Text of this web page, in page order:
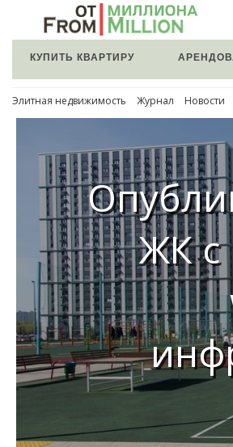
КУПИТЬ КВАРТИРУ
Элитная недвижимость Журнал Новости
ЖК с